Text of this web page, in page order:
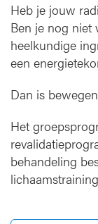
Heb je jouw
Ben je nog niet
heelkundige
een
Dan is
Het
behandeling